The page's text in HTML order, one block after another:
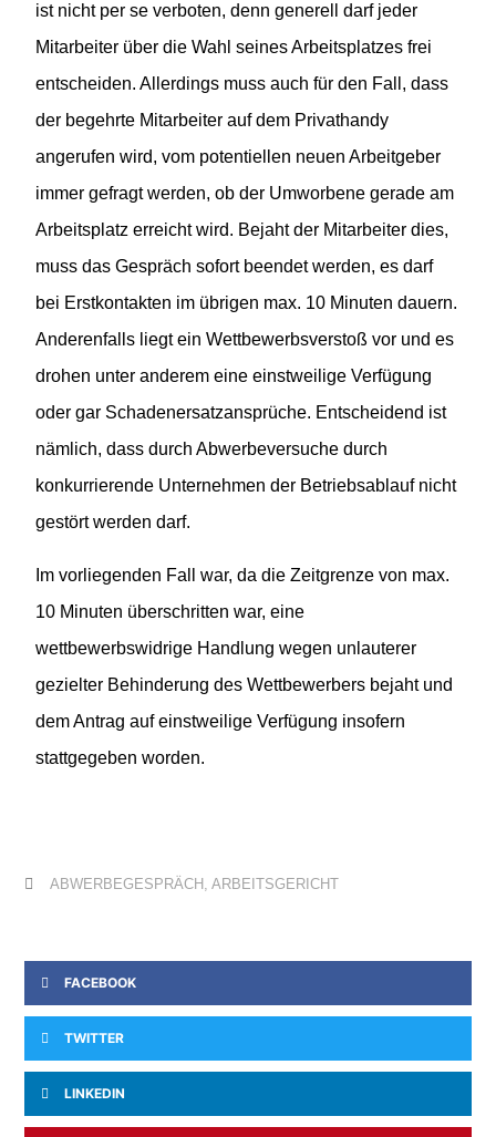
ist nicht per se verboten, denn generell darf jeder
Mitarbeiter über die Wahl seines Arbeitsplatzes frei
entscheiden. Allerdings muss auch für den Fall, dass
der begehrte Mitarbeiter auf dem Privathandy
angerufen wird, vom potentiellen neuen Arbeitgeber
immer gefragt werden, ob der Umworbene gerade am
Arbeitsplatz erreicht wird. Bejaht der Mitarbeiter dies,
muss das Gespräch sofort beendet werden, es darf
bei Erstkontakten im übrigen max. 10 Minuten dauern.
Anderenfalls liegt ein Wettbewerbsverstoß vor und es
drohen unter anderem eine einstweilige Verfügung
oder gar Schadenersatzansprüche. Entscheidend ist
nämlich, dass durch Abwerbeversuche durch
konkurrierende Unternehmen der Betriebsablauf nicht
gestört werden darf.
Im vorliegenden Fall war, da die Zeitgrenze von max.
10 Minuten überschritten war, eine
wettbewerbswidrige Handlung wegen unlauterer
gezielter Behinderung des Wettbewerbers bejaht und
dem Antrag auf einstweilige Verfügung insofern
stattgegeben worden.
ABWERBEGESPRÄCH , ARBEITSGERICHT
FACEBOOK
TWITTER
LINKEDIN